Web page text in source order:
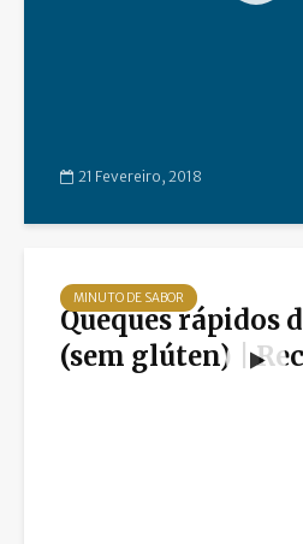
21 Fevereiro, 2018
MINUTO DE SABOR
Queques rápidos
(sem glúten) |